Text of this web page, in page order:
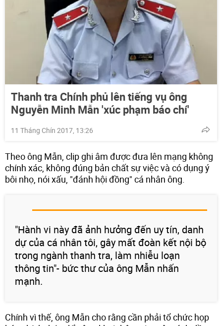
Thanh tra Chính phủ lên tiếng vụ ông
Nguyễn Minh Mẫn 'xúc phạm báo chí'
11 Tháng Chín 2017, 13:26
Theo ông Mẫn, clip ghi âm được đưa lên mạng không
chính xác, không đúng bản chất sự việc và có dụng ý
bôi nhọ, nói xấu, "đánh hội đồng" cá nhân ông.
"Hành vi này đã ảnh hưởng đến uy tín, danh
dự của cá nhân tôi, gây mất đoàn kết nội bộ
trong ngành thanh tra, làm nhiễu loạn
thông tin"- bức thư của ông Mẫn nhấn
mạnh.
Chính vì thế, ông Mẫn cho rằng cần phải tổ chức họp